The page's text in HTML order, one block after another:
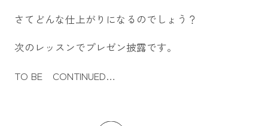
さてどんな仕上がりになるのでしょう？
次のレッスンでプレゼン披露です。
TO BE CONTINUED…